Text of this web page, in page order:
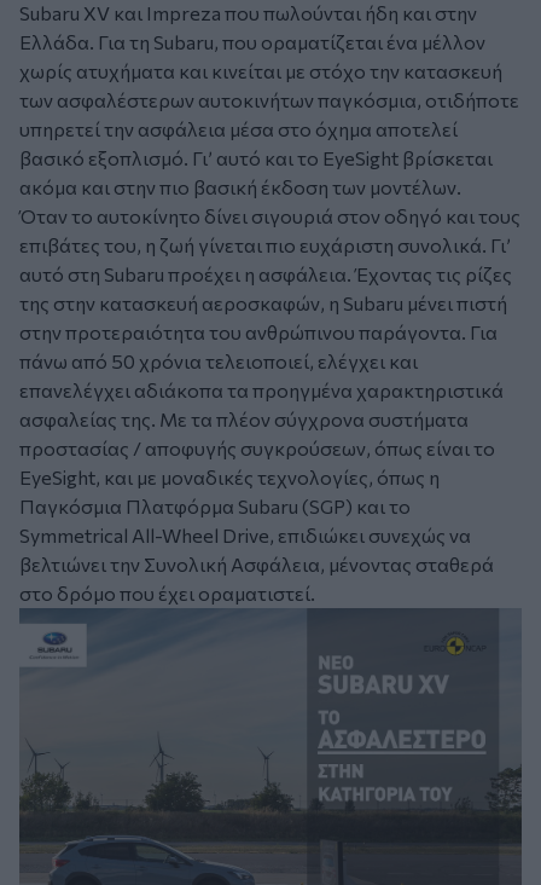
Subaru XV και Impreza που πωλούνται ήδη και στην
Ελλάδα. Για τη Subaru, που οραματίζεται ένα μέλλον
χωρίς ατυχήματα και κινείται με στόχο την κατασκευή
των ασφαλέστερων αυτοκινήτων παγκόσμια, οτιδήποτε
υπηρετεί την ασφάλεια μέσα στο όχημα αποτελεί
βασικό εξοπλισμό. Γι’ αυτό και το EyeSight βρίσκεται
ακόμα και στην πιο βασική έκδοση των μοντέλων.
Όταν το αυτοκίνητο δίνει σιγουριά στον οδηγό και τους
επιβάτες του, η ζωή γίνεται πιο ευχάριστη συνολικά. Γι’
αυτό στη Subaru προέχει η ασφάλεια. Έχοντας τις ρίζες
της στην κατασκευή αεροσκαφών, η Subaru μένει πιστή
στην προτεραιότητα του ανθρώπινου παράγοντα. Για
πάνω από 50 χρόνια τελειοποιεί, ελέγχει και
επανελέγχει αδιάκοπα τα προηγμένα χαρακτηριστικά
ασφαλείας της. Με τα πλέον σύγχρονα συστήματα
προστασίας / αποφυγής συγκρούσεων, όπως είναι το
EyeSight, και με μοναδικές τεχνολογίες, όπως η
Παγκόσμια Πλατφόρμα Subaru (SGP) και το
Symmetrical All-Wheel Drive, επιδιώκει συνεχώς να
βελτιώνει την Συνολική Ασφάλεια, μένοντας σταθερά
στο δρόμο που έχει οραματιστεί.